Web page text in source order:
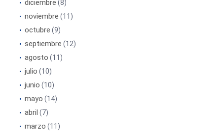
diciembre (8)
noviembre (11)
octubre (9)
septiembre (12)
agosto (11)
julio (10)
junio (10)
mayo (14)
abril (7)
marzo (11)